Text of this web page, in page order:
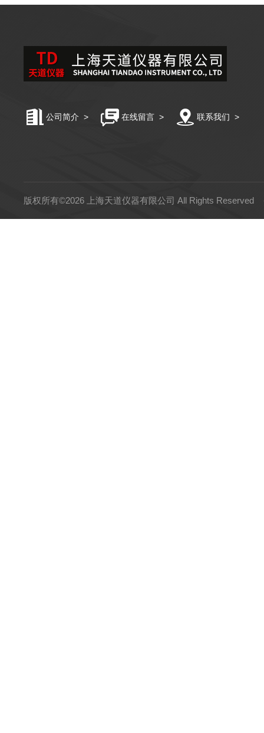
公司简介 > 在线留言 > 联系我们 >
版权所有©2026 上海天道仪器有限公司 All Rights Reserved